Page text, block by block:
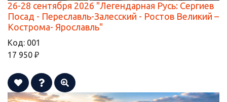
26-28 сентября 2026 "Легендарная Русь: Сергиев
Посад - Переславль-Залесский - Ростов Великий –
Кострома- Ярославль"
Код: 001
17 950 ₽